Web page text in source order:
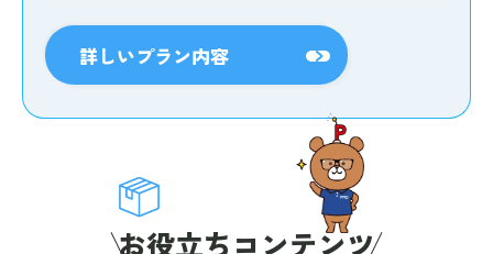
詳しいプラン内容
お役立ちコンテンツ